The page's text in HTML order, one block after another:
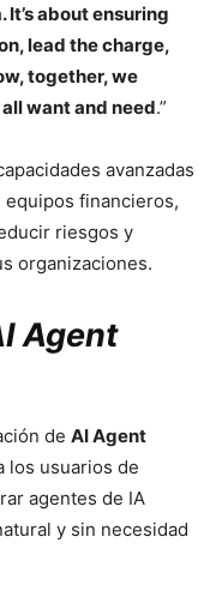
about ensuring
lead the charge,
together, we
want and need.”
avanzadas
equipos financieros,
riesgos y
organizaciones.
Agent
de AI Agent
los usuarios de
agentes de IA
y sin necesidad